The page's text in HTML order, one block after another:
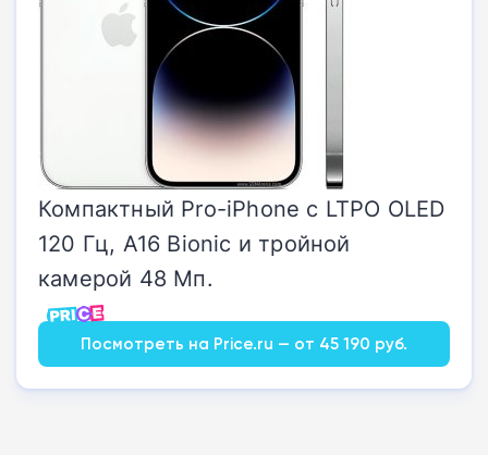
Компактный Pro-iPhone с LTPO OLED
120 Гц, A16 Bionic и тройной
камерой 48 Мп.
Посмотреть на Price.ru — от 45 190 руб.